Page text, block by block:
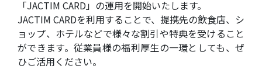
「JACTIM CARD」の運用を開始いたします。
JACTIM CARDを利用することで、提携先の飲食店、シ
ョップ、ホテルなどで様々な割引や特典を受けること
ができます。従業員様の福利厚生の一環としても、ぜ
ひご活用ください。